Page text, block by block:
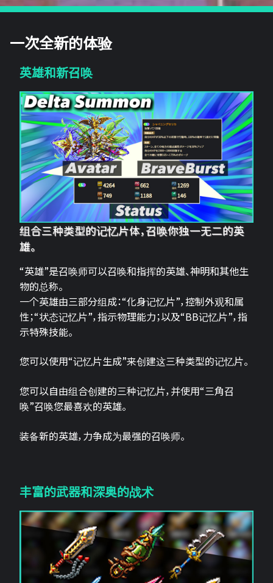
一次全新的体验
英雄和新召唤
组合三种类型的记忆片体，召唤你独一无二的英
雄。
“英雄”是召唤师可以召唤和指挥的英雄、神明和其他生
物的总称。
一个英雄由三部分组成：“化身记忆片”，控制外观和属
性；“状态记忆片”，指示物理能力；以及“BB记忆片”，指
示特殊技能。
您可以使用“记忆片生成”来创建这三种类型的记忆片。
您可以自由组合创建的三种记忆片，并使用“三角召
唤”召唤您最喜欢的英雄。
装备新的英雄，力争成为最强的召唤师。
丰富的武器和深奥的战术